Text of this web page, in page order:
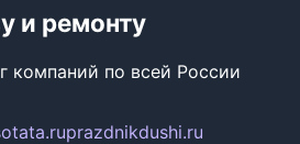
и ремонту
компаний по всей России
prazdnikdushi.ru